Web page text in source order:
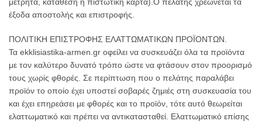
έξοδα αποστολής και επιστροφής.
ΠΟΛΙΤΙΚΗ ΕΠΙΣΤΡΟΦΗΣ ΕΛΑΤΤΩΜΑΤΙΚΩΝ ΠΡΟΪΟΝΤΩΝ.
Τα ekklisiastika-armen.gr οφείλει να συσκευάζει όλα τα προϊόντα
με τον καλύτερο δυνατό τρόπο ώστε να φτάσουν στον προορισμό
τους χωρίς φθορές. Σε περίπτωση που ο πελάτης παραλάβει
προϊόν το οποίο έχει υποστεί σοβαρές ζημιές στη συσκευασία του
και έχει επηρεάσει με φθορές και το προϊόν, τότε αυτό θεωρείται
ελαττωματικό και πρέπει να αντικατασταθεί. Ελαττωματικό επίσης